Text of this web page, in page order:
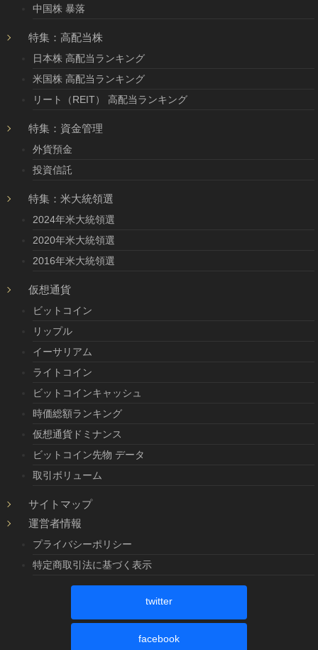
中国株 暴落
特集：高配当株
日本株 高配当ランキング
米国株 高配当ランキング
リート（REIT） 高配当ランキング
特集：資金管理
外貨預金
投資信託
特集：米大統領選
2024年米大統領選
2020年米大統領選
2016年米大統領選
仮想通貨
ビットコイン
リップル
イーサリアム
ライトコイン
ビットコインキャッシュ
時価総額ランキング
仮想通貨ドミナンス
ビットコイン先物 データ
取引ボリューム
サイトマップ
運営者情報
プライバシーポリシー
特定商取引法に基づく表示
twitter
facebook